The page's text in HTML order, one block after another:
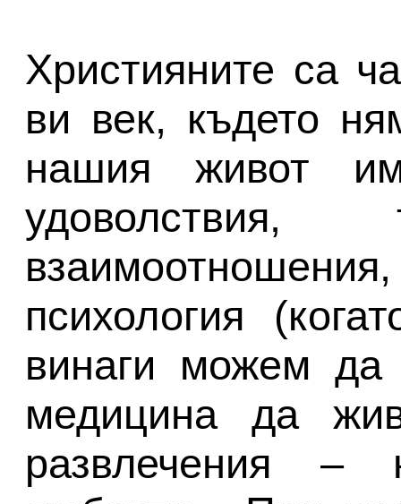
Християните са
ви век, където
нашия живот
удоволствия,
психология
винаги можем да
медицина да
развлечения